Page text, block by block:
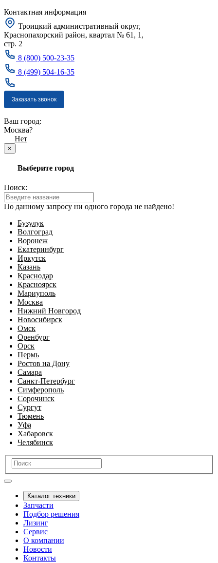
Контактная информация
Троицкий административный округ,
Краснопахорский район, квартал № 61, 1,
стр. 2
8 (800) 500-23-35
8 (499) 504-16-35
Заказать звонок
Ваш город:
Москва?
Нет
×
Выберите город
Поиск:
По данному запросу ни одного города не найдено!
Бузулук
Волгоград
Воронеж
Екатеринбург
Иркутск
Казань
Краснодар
Красноярск
Мариуполь
Москва
Нижний Новгород
Новосибирск
Омск
Оренбург
Орск
Пермь
Ростов на Дону
Самара
Санкт-Петербург
Симферополь
Сорочинск
Сургут
Тюмень
Уфа
Хабаровск
Челябинск
Каталог техники
Запчасти
Подбор решения
Лизинг
Сервис
О компании
Новости
Контакты